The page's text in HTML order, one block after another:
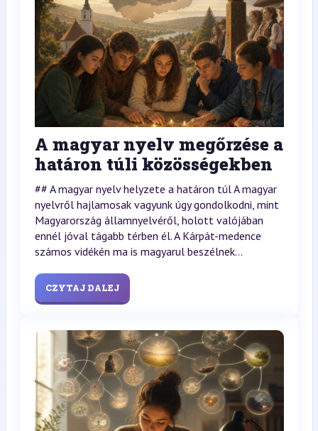
A magyar nyelv megőrzése a
határon túli közösségekben
## A magyar nyelv helyzete a határon túl A magyar
nyelvről hajlamosak vagyunk úgy gondolkodni, mint
Magyarország államnyelvéről, holott valójában
ennél jóval tágabb térben él. A Kárpát-medence
számos vidékén ma is magyarul beszélnek...
CZYTAJ DALEJ